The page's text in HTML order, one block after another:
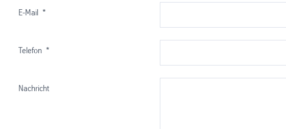
E-Mail *
Telefon *
Nachricht